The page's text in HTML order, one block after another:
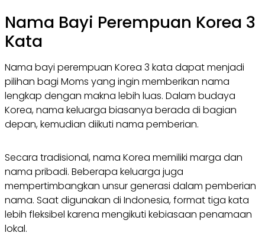
Nama Bayi Perempuan Korea 3
Kata
Nama bayi perempuan Korea 3 kata dapat menjadi
pilihan bagi Moms yang ingin memberikan nama
lengkap dengan makna lebih luas. Dalam budaya
Korea, nama keluarga biasanya berada di bagian
depan, kemudian diikuti nama pemberian.
Secara tradisional, nama Korea memiliki marga dan
nama pribadi. Beberapa keluarga juga
mempertimbangkan unsur generasi dalam pemberian
nama. Saat digunakan di Indonesia, format tiga kata
lebih fleksibel karena mengikuti kebiasaan penamaan
lokal.